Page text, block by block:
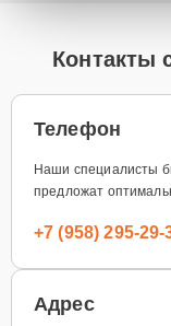
Контакты
Телефон
Наши специалисты
предложат
+7 (958) 295-29-
Адрес